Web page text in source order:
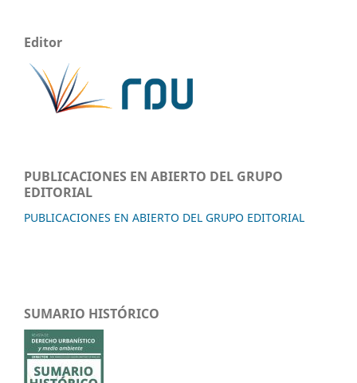
Editor
PUBLICACIONES EN ABIERTO DEL GRUPO
EDITORIAL
PUBLICACIONES EN ABIERTO DEL GRUPO EDITORIAL
SUMARIO HISTÓRICO